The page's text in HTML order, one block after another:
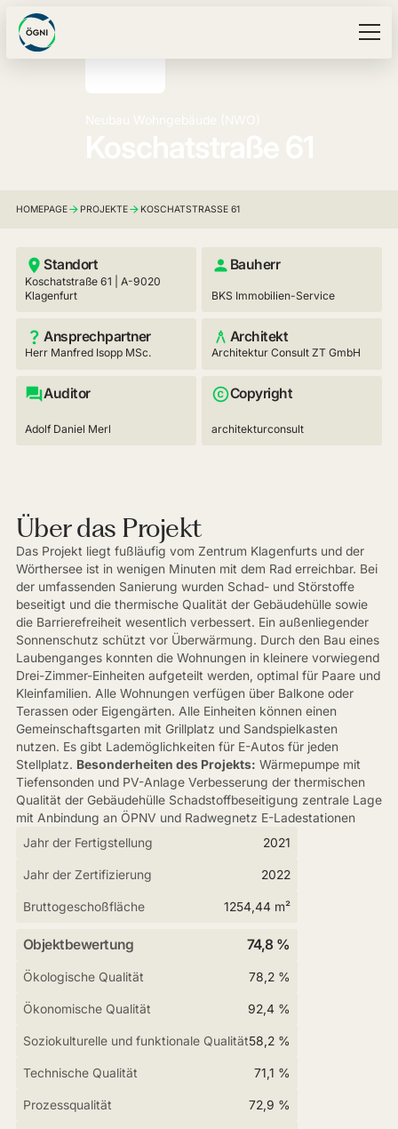
HOMEPAGE PROJEKTE KOSCHATSTRASSE 61
Standort
Koschatstraße 61 | A-9020
Klagenfurt
Bauherr
BKS Immobilien-Service
Ansprechpartner
Herr Manfred Isopp MSc.
Architekt
Architektur Consult ZT GmbH
Auditor
Adolf Daniel Merl
Copyright
architekturconsult
Über das Projekt
Das Projekt liegt fußläufig vom Zentrum Klagenfurts und der
Wörthersee ist in wenigen Minuten mit dem Rad erreichbar. Bei
der umfassenden Sanierung wurden Schad- und Störstoffe
beseitigt und die thermische Qualität der Gebäudehülle sowie
die Barrierefreiheit wesentlich verbessert. Ein außenliegender
Sonnenschutz schützt vor Überwärmung. Durch den Bau eines
Laubenganges konnten die Wohnungen in kleinere vorwiegend
Drei-Zimmer-Einheiten aufgeteilt werden, optimal für Paare und
Kleinfamilien. Alle Wohnungen verfügen über Balkone oder
Terassen oder Eigengärten. Alle Einheiten können einen
Gemeinschaftsgarten mit Grillplatz und Sandspielkasten
nutzen. Es gibt Lademöglichkeiten für E-Autos für jeden
Stellplatz. Besonderheiten des Projekts: Wärmepumpe mit
Tiefensonden und PV-Anlage Verbesserung der thermischen
Qualität der Gebäudehülle Schadstoffbeseitigung zentrale Lage
mit Anbindung an ÖPNV und Radwegnetz E-Ladestationen
Jahr der Fertigstellung
2021
Jahr der Zertifizierung 2022
Bruttogeschoßfläche 1254,44 m²
Objektbewertung 74,8 %
Ökologische Qualität 78,2 %
Ökonomische Qualität 92,4 %
Soziokulturelle und funktionale Qualität58,2 %
Technische Qualität 71,1 %
Prozessqualität 72,9 %